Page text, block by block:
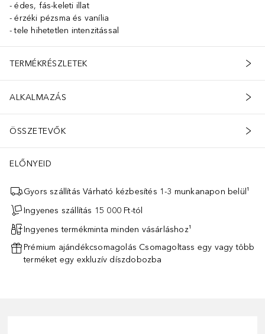
édes, fás-keleti illat
érzéki pézsma és vanília
tele hihetetlen intenzitással
TERMÉKRÉSZLETEK
ALKALMAZÁS
ÖSSZETEVŐK
ELŐNYEID
Gyors szállítás Várható kézbesítés 1-3 munkanapon belül¹
Ingyenes szállítás 15 000 Ft-tól
Ingyenes termékminta minden vásárláshoz¹
Prémium ajándékcsomagolás Csomagoltass egy vagy több
terméket egy exkluzív díszdobozba